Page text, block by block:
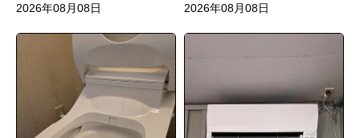
2026年08月08日 2026年08月08日